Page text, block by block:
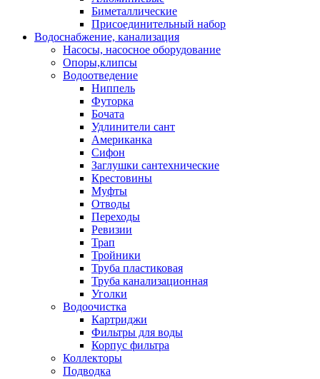
Биметаллические
Присоединительный набор
Водоснабжение, канализация
Насосы, насосное оборудование
Опоры,клипсы
Водоотведение
Ниппель
Футорка
Бочата
Удлинители сант
Американка
Сифон
Заглушки сантехнические
Крестовины
Муфты
Отводы
Переходы
Ревизии
Трап
Тройники
Труба пластиковая
Труба канализационная
Уголки
Водоочистка
Картриджи
Фильтры для воды
Корпус фильтра
Коллекторы
Подводка